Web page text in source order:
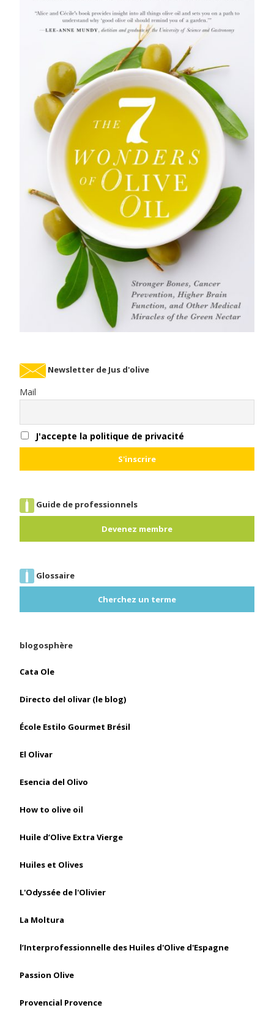
Newsletter de Jus d'olive
Mail
J'accepte la politique de privacité
Guide de professionnels
Devenez membre
Glossaire
Cherchez un terme
blogosphère
Cata Ole
Directo del olivar (le blog)
École Estilo Gourmet Brésil
El Olivar
Esencia del Olivo
How to olive oil
Huile d’Olive Extra Vierge
Huiles et Olives
L'Odyssée de l'Olivier
La Moltura
l’Interprofessionnelle des Huiles d'Olive d'Espagne
Passion Olive
Provencial Provence